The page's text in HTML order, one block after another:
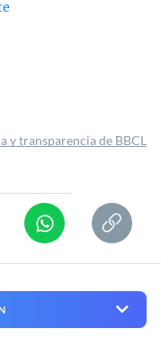
y transparencia de BBCL